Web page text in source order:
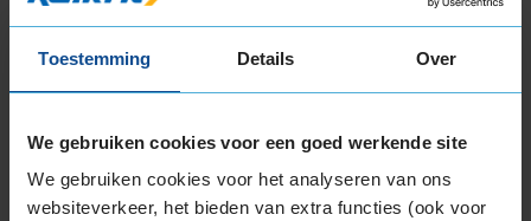
Toestemming Details Over
We gebruiken cookies voor een goed werkende site
We gebruiken cookies voor het analyseren van ons
websiteverkeer, het bieden van extra functies (ook voor
Montage Veilig & Zeker
Per band € 40,-
Montage